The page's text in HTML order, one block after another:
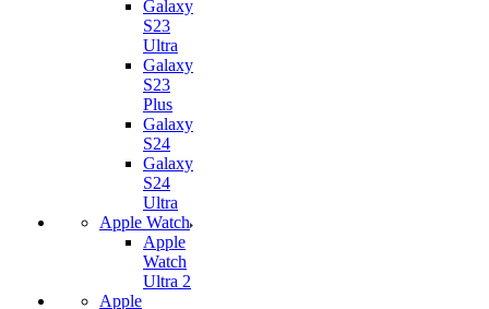
Galaxy
S23
Ultra
Galaxy
S23
Plus
Galaxy
S24
Galaxy
S24
Ultra
Apple Watch
Apple
Watch
Ultra 2
Apple